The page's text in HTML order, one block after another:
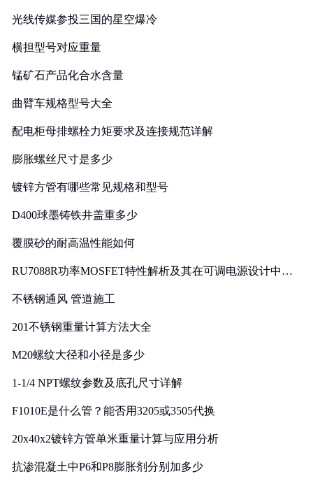
光线传媒参投三国的星空爆冷
横担型号对应重量
锰矿石产品化合水含量
曲臂车规格型号大全
配电柜母排螺栓力矩要求及连接规范详解
膨胀螺丝尺寸是多少
镀锌方管有哪些常见规格和型号
D400球墨铸铁井盖重多少
覆膜砂的耐高温性能如何
RU7088R功率MOSFET特性解析及其在可调电源设计中的
不锈钢通风 管道施工
201不锈钢重量计算方法大全
M20螺纹大径和小径是多少
1-1/4 NPT螺纹参数及底孔尺寸详解
F1010E是什么管？能否用3205或3505代换
20x40x2镀锌方管单米重量计算与应用分析
抗渗混凝土中P6和P8膨胀剂分别加多少